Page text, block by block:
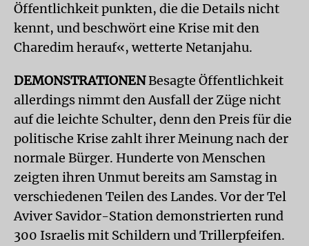
Öffentlichkeit punkten, die die Details nicht
kennt, und beschwört eine Krise mit den
Charedim herauf«, wetterte Netanjahu.
DEMONSTRATIONENBesagte Öffentlichkeit
allerdings nimmt den Ausfall der Züge nicht
auf die leichte Schulter, denn den Preis für die
politische Krise zahlt ihrer Meinung nach der
normale Bürger. Hunderte von Menschen
zeigten ihren Unmut bereits am Samstag in
verschiedenen Teilen des Landes. Vor der Tel
Aviver Savidor-Station demonstrierten rund
300 Israelis mit Schildern und Trillerpfeifen.